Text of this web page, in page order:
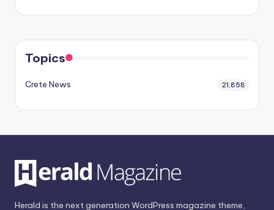
Topics
Crete News 21,858
Herald is the next generation WordPress magazine theme,